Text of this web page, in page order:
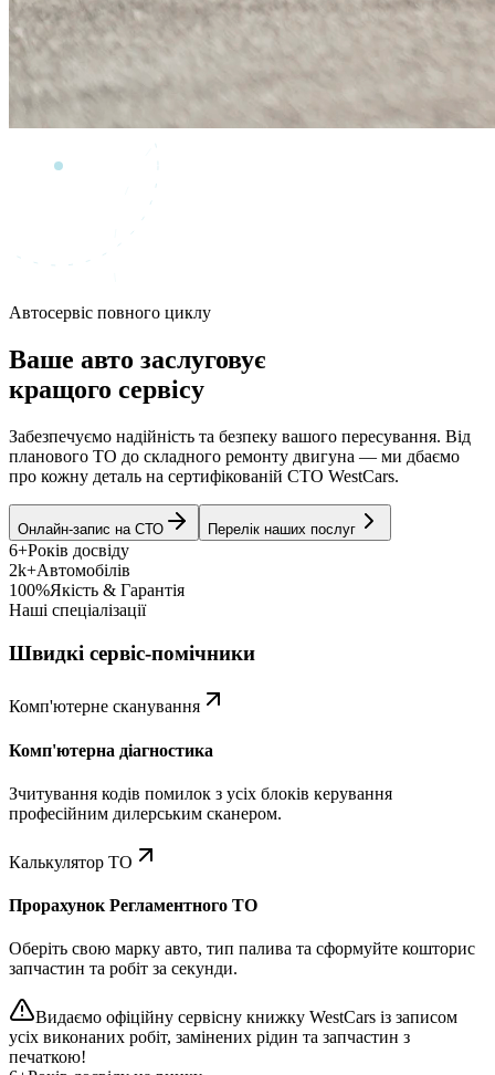
Автосервіс повного циклу
Ваше авто заслуговує
кращого сервісу
Забезпечуємо надійність та безпеку вашого пересування. Від
планового ТО до складного ремонту двигуна — ми дбаємо
про кожну деталь на сертифікованій СТО WestCars.
Онлайн-запис на СТО Перелік наших послуг
6+Років досвіду
2k+Автомобілів
100%Якість & Гарантія
Наші спеціалізації
Швидкі сервіс-помічники
Комп'ютерне сканування
Комп'ютерна діагностика
Зчитування кодів помилок з усіх блоків керування
професійним дилерським сканером.
Калькулятор ТО
Прорахунок Регламентного ТО
Оберіть свою марку авто, тип палива та сформуйте кошторис
запчастин та робіт за секунди.
Видаємо офіційну сервісну книжку WestCars із записом
усіх виконаних робіт, замінених рідин та запчастин з
печаткою!